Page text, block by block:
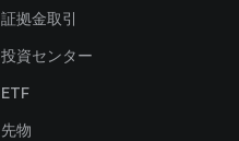
証拠金取引
投資センター
ETF
先物